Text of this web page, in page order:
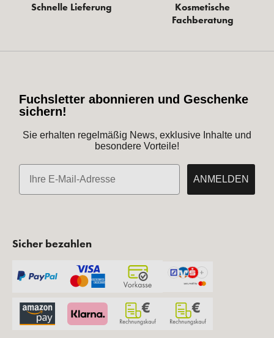
Schnelle Lieferung
Kosmetische
Fachberatung
Fuchsletter abonnieren und Geschenke
sichern!
Sie erhalten regelmäßig News, exklusive Inhalte und
besondere Vorteile!
E-Mail
ANMELDEN
Sicher bezahlen